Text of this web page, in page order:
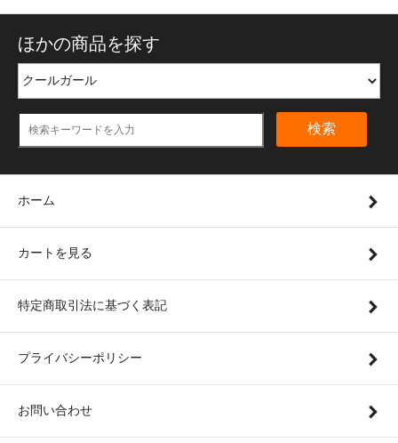
ほかの商品を探す
検索
ホーム
カートを見る
特定商取引法に基づく表記
プライバシーポリシー
お問い合わせ